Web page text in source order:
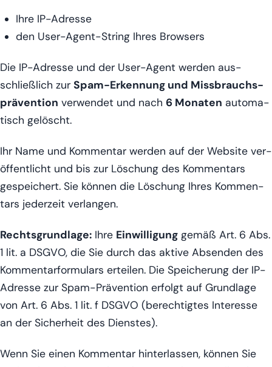
Ihre IP-Adres­se
den User-Agent-String Ihres Browsers
Die IP-Adres­se und der User-Agent wer­den aus­
schließ­lich zur Spam-Erken­nung und Miss­brauchs­
prä­ven­ti­on ver­wen­det und nach 6 Mona­ten auto­ma­
tisch gelöscht.
Ihr Name und Kom­men­tar wer­den auf der Web­site ver­
öf­fent­licht und bis zur Löschung des Kom­men­tars
gespei­chert. Sie kön­nen die Löschung Ihres Kom­men­
tars jeder­zeit verlangen.
Rechts­grund­la­ge: Ihre Ein­wil­li­gung gemäß Art. 6 Abs.
1 lit. a DSGVO, die Sie durch das akti­ve Absen­den des
Kom­men­tar­for­mu­lars ertei­len. Die Spei­che­rung der IP-
Adres­se zur Spam-Prä­ven­ti­on erfolgt auf Grund­la­ge
von Art. 6 Abs. 1 lit. f DSGVO (berech­tig­tes Inter­es­se
an der Sicher­heit des Dienstes).
Wenn Sie einen Kom­men­tar hin­ter­las­sen, kön­nen Sie